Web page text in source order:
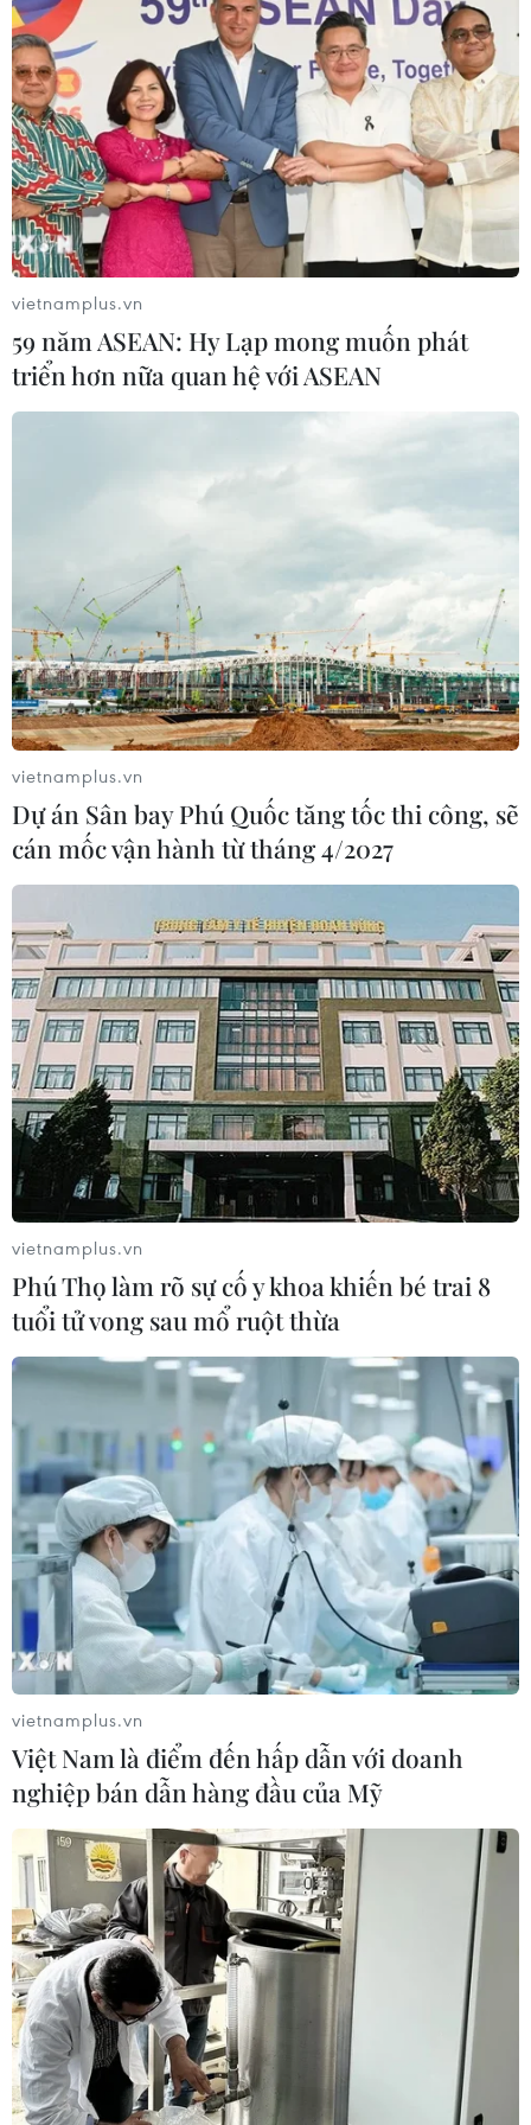
TIN CÙNG CHUYÊN MỤC
Quy định chức năng, nhiệm vụ,
quyền hạn và cơ cấu tổ chức của Bộ Y
vietnamplus.vn
59 năm ASEAN: Hy Lạp mong muốn phát
triển hơn nữa quan hệ với ASEAN
vietnamplus.vn
Dự án Sân bay Phú Quốc tăng tốc thi công, sẽ
cán mốc vận hành từ tháng 4/2027
vietnamplus.vn
Phú Thọ làm rõ sự cố y khoa khiến bé trai 8
tuổi tử vong sau mổ ruột thừa
vietnamplus.vn
Việt Nam là điểm đến hấp dẫn với doanh
nghiệp bán dẫn hàng đầu của Mỹ